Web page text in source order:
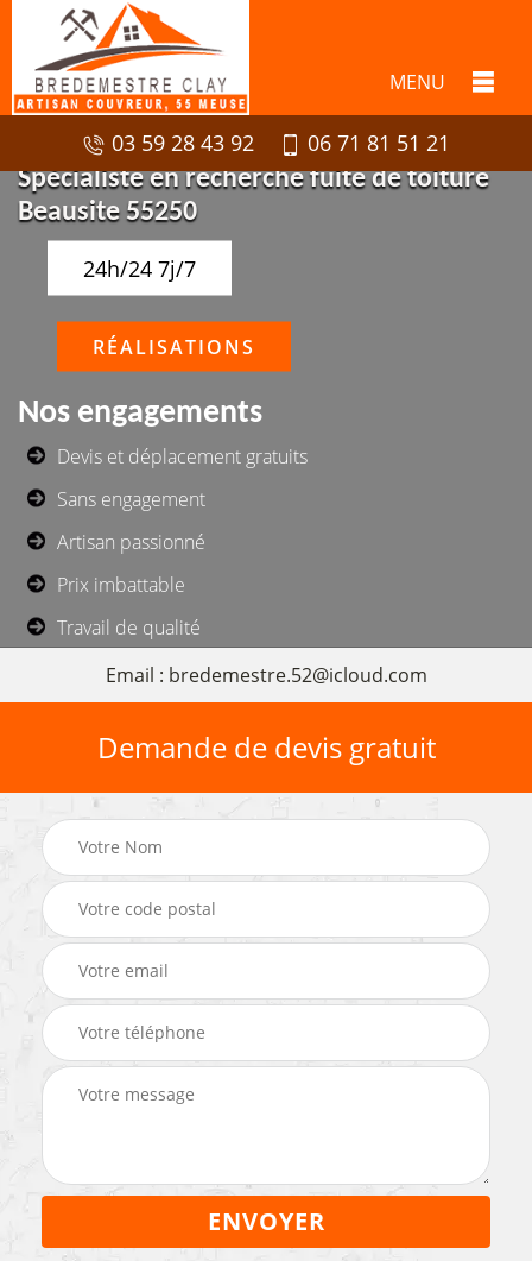
MENU
03 59 28 43 92
06 71 81 51 21
Spécialiste en recherche fuite de toiture
Beausite 55250
24h/24 7j/7
RÉALISATIONS
Nos engagements
Devis et déplacement gratuits
Sans engagement
Artisan passionné
Prix imbattable
Travail de qualité
Email : bredemestre.52@icloud.com
Demande de devis gratuit